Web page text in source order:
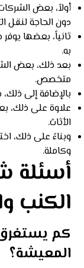
أولاً، بعض
دون الحاجة لنقل
ثانياً، بعضها
به.
بعد ذلك، بعض
متخصص.
بالإضافة إلى
علاوة على ذلك،
الأثاث.
وبناءً على ذلك،
وكاملة.
أسئلة
الكنب
كم
المعيشة؟